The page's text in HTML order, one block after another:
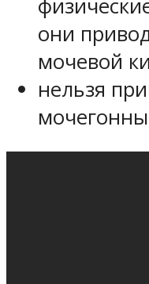
они
мочевой
нельзя